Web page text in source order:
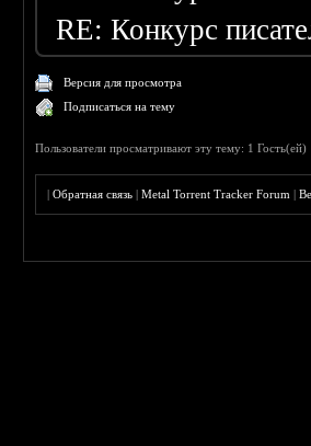
RE: Конкурс
Версия для просмотра
Подписаться на тему
Пользователи просматривают эту тему: 1 Гость(ей)
|Обратная связь |Metal Torrent Tracker Forum |